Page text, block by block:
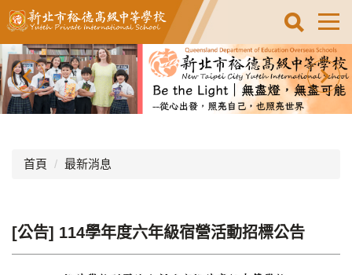
跳
到
主
要
內
容
區
首頁 最新消息
[公告] 114學年度六年級宿營活動招標公告